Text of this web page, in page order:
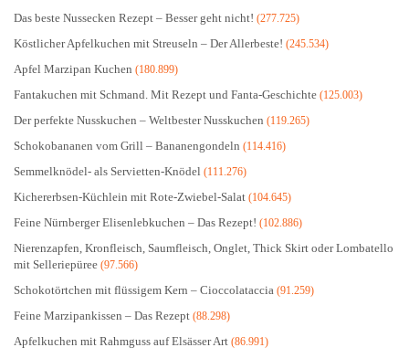
Das beste Nussecken Rezept – Besser geht nicht! (277.725)
Köstlicher Apfelkuchen mit Streuseln – Der Allerbeste! (245.534)
Apfel Marzipan Kuchen (180.899)
Fantakuchen mit Schmand. Mit Rezept und Fanta-Geschichte (125.003)
Der perfekte Nusskuchen – Weltbester Nusskuchen (119.265)
Schokobananen vom Grill – Bananengondeln (114.416)
Semmelknödel- als Servietten-Knödel (111.276)
Kichererbsen-Küchlein mit Rote-Zwiebel-Salat (104.645)
Feine Nürnberger Elisenlebkuchen – Das Rezept! (102.886)
Nierenzapfen, Kronfleisch, Saumfleisch, Onglet, Thick Skirt oder Lombatello
mit Selleriepüree (97.566)
Schokotörtchen mit flüssigem Kern – Cioccolataccia (91.259)
Feine Marzipankissen – Das Rezept (88.298)
Apfelkuchen mit Rahmguss auf Elsässer Art (86.991)